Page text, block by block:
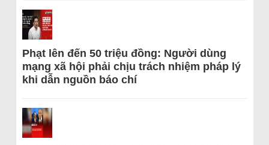
Phạt lên đến 50 triệu đồng: Người dùng
mạng xã hội phải chịu trách nhiệm pháp lý
khi dẫn nguồn báo chí